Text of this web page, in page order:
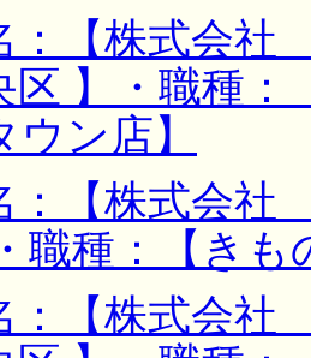
：【株式会
区 】・職種
ン店】
：【株式会
職種：【き
：【株式会